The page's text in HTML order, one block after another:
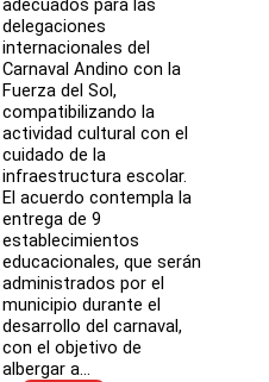
adecuados para las
delegaciones
internacionales del
Carnaval Andino con la
Fuerza del Sol,
compatibilizando la
actividad cultural con el
cuidado de la
infraestructura escolar.
El acuerdo contempla la
entrega de 9
establecimientos
educacionales, que serán
administrados por el
municipio durante el
desarrollo del carnaval,
con el objetivo de
albergar a…